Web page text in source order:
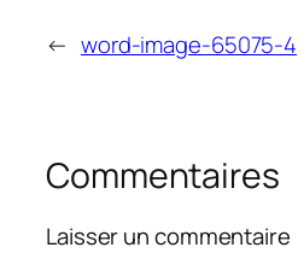
← word-image-65075-4
Commentaires
Laisser un commentaire